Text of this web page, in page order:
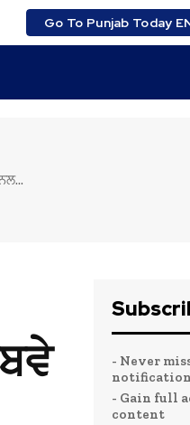
Go To Punjab Today
- Never
- Gain full
content